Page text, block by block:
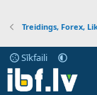
Treidings, Forex,
Sīkfaili